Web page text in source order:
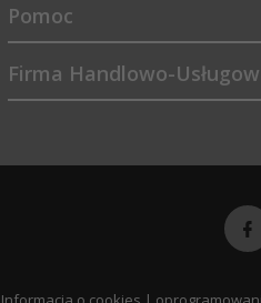
Pomoc
Firma Handlowo-